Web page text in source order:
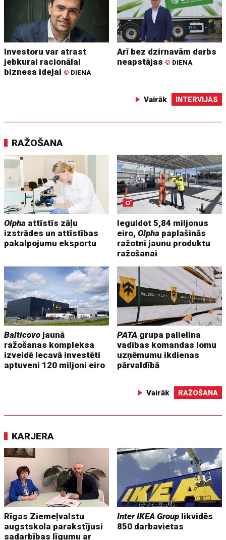
Investoru var atrast
jebkurai racionālai
biznesa idejai © DIENA
Arī bez dzirnavām darbs
neapstājas © DIENA
Vairāk INTERVIJAS
RAŽOŠANA
Olpha attīstīs zāļu
izstrādes un attīstības
pakalpojumu eksportu
Ieguldot 5,84 miljonus
eiro,Olpha paplašinās
ražotni jaunu produktu
ražošanai
Balticovo jaunā
ražošanas kompleksa
izveidē Iecavā investēti
aptuveni 120 miljoni eiro
PATA grupa palielina
vadības komandas lomu
uzņēmumu ikdienas
pārvaldībā
Vairāk RAŽOŠANA
KARJERA
Rīgas Ziemeļvalstu
augstskola parakstījusi
sadarbības līgumu ar
Inter IKEA Group likvidēs
850 darbavietas